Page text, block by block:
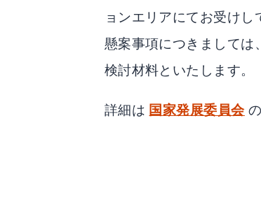
ョンエリアにてお受け
懸案事項につきましては
検討材料といたします。
詳細は 国家発展委員会